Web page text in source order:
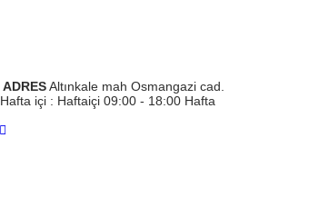
ADRES Altınkale mah Osmangazi cad.
Hafta içi : Haftaiçi 09:00 - 18:00 Hafta